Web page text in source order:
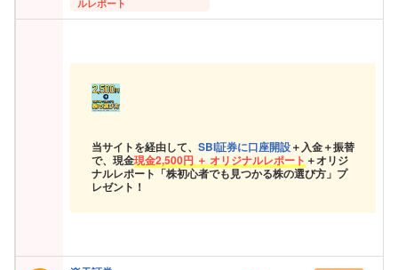
ルレポート
当サイトを経由して、 SBI証券に口座開設＋入金＋振替
で、現金現金2,500円 ＋ オリジナルレポート ＋オリジ
ナルレポート「株初心者でも見つかる株の選び方」プ
レゼント！